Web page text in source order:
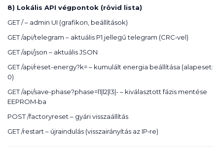
8) Lokális API végpontok (rövid lista)
GET / – admin UI (grafikon, beállítások)
GET /api/telegram – aktuális P1 jellegű telegram (CRC‑vel)
GET /api/json – aktuális JSON
GET /api/reset-energy?k= – kumulált energia beállítása (alapeset:
0)
GET /api/save-phase?phase=l1|l2|l3|- – kiválasztott fázis mentése
EEPROM‑ba
POST /factoryreset – gyári visszaállítás
GET /restart – újraindulás (visszairányítás az IP‑re)